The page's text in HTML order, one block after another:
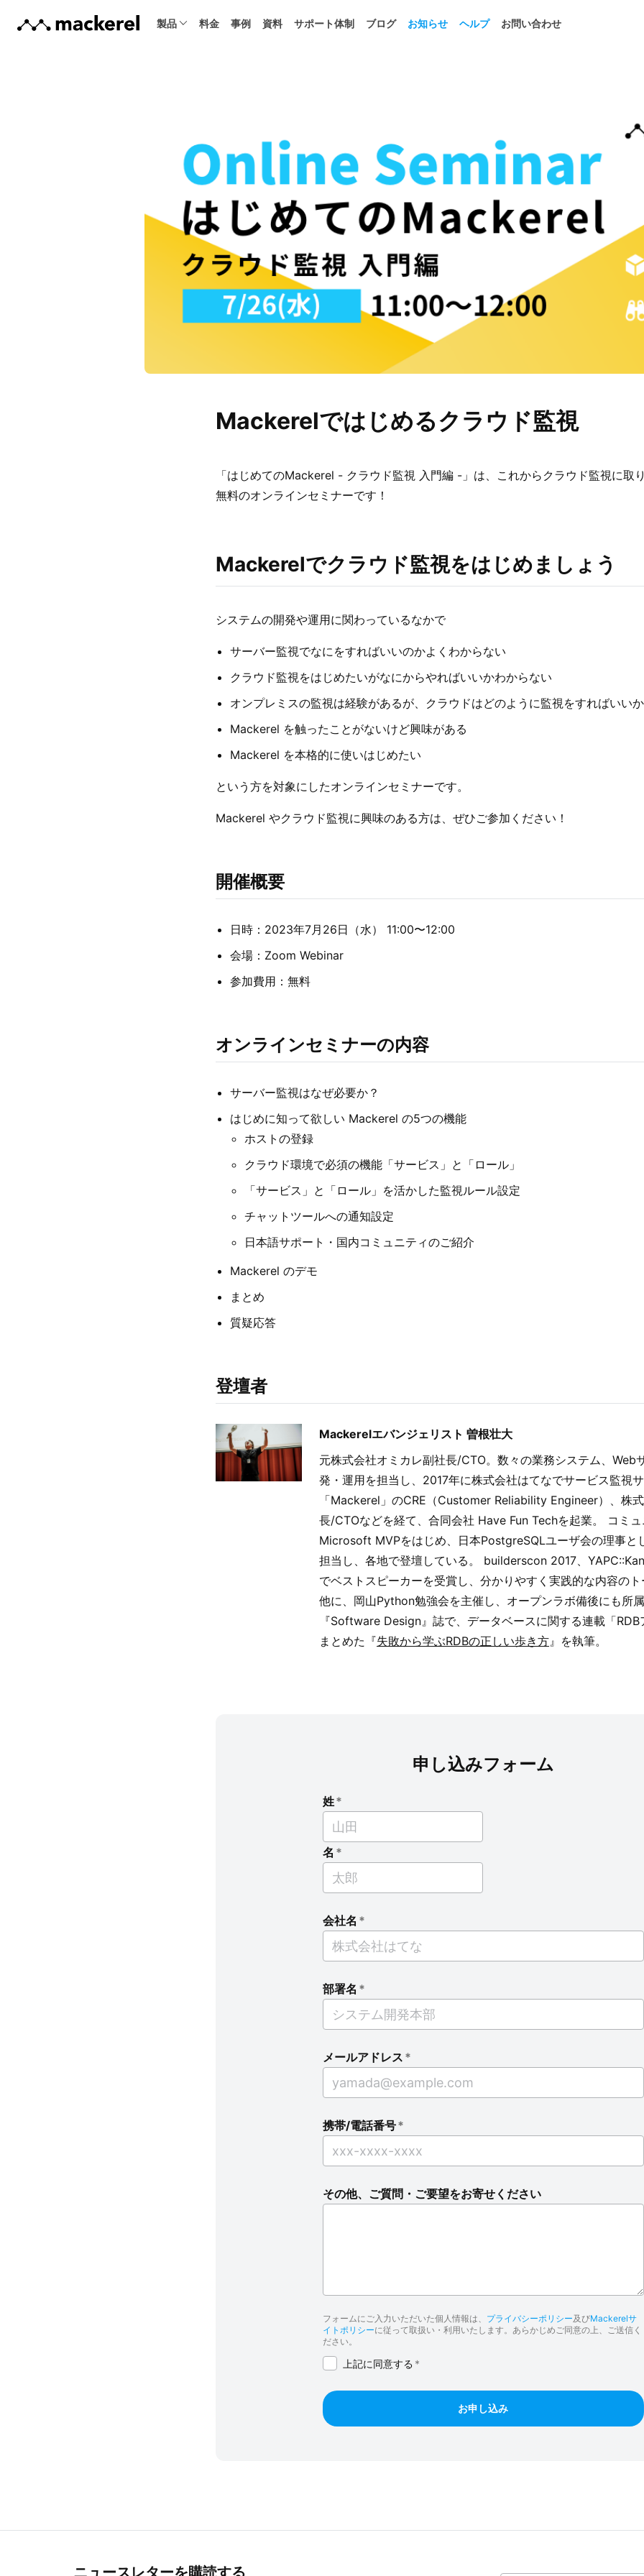
製品 料金 事例 資料 サポート体制 ブログ お知らせ ヘルプ お問い合わせ
Mackerelではじめるクラウド監視
「はじめてのMackerel - クラウド監視 入門編 -」は、これからクラウド監視に取
無料のオンラインセミナーです！
Mackerelでクラウド監視をはじめましょう
システムの開発や運用に関わっているなかで
サーバー監視でなにをすればいいのかよくわからない
クラウド監視をはじめたいがなにからやればいいかわからない
オンプレミスの監視は経験があるが、クラウドはどのように監視をすればいい
Mackerel を触ったことがないけど興味がある
Mackerel を本格的に使いはじめたい
という方を対象にしたオンラインセミナーです。
Mackerel やクラウド監視に興味のある方は、ぜひご参加ください！
開催概要
日時：2023年7月26日（水） 11:00〜12:00
会場：Zoom Webinar
参加費用：無料
オンラインセミナーの内容
サーバー監視はなぜ必要か？
はじめに知って欲しい Mackerel の5つの機能
ホストの登録
クラウド環境で必須の機能「サービス」と「ロール」
「サービス」と「ロール」を活かした監視ルール設定
チャットツールへの通知設定
日本語サポート・国内コミュニティのご紹介
Mackerel のデモ
まとめ
質疑応答
登壇者
Mackerelエバンジェリスト 曽根壮大
元株式会社オミカレ副社長/CTO。数々の業務システム、Web
発・運用を担当し、2017年に株式会社はてなでサービス監視
「Mackerel」のCRE（Customer Reliability Engineer）、株
長/CTOなどを経て、合同会社 Have Fun Techを起業。 コミュ
Microsoft MVPをはじめ、日本PostgreSQLユーザ会の理事と
担当し、各地で登壇している。 builderscon 2017、
でベストスピーカーを受賞し、分かりやすく実践的な内容のト
他に、岡山Python勉強会を主催し、オープンラボ備後にも所
『Software Design』誌で、データベースに関する連載「
まとめた『失敗から学ぶRDBの正しい歩き方』を執筆。
申し込みフォーム
姓*
名 *
会社名 *
部署名 *
メールアドレス *
携帯/電話番号*
その他、ご質問・ご要望をお寄せください
フォームにご入力いただいた個人情報は、 プライバシーポリシー及びMackerelサ
イトポリシーに従って取扱い・利用いたします。あらかじめご同意の上、ご送信く
ださい。
上記に同意する *
ニュースレターを購読する